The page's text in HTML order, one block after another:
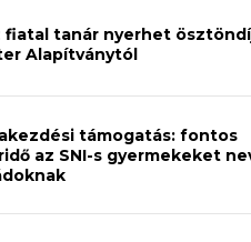
fiatal tanár nyerhet
Alapítványtól
támogatás: fontos
az SNI-s gyermekeket